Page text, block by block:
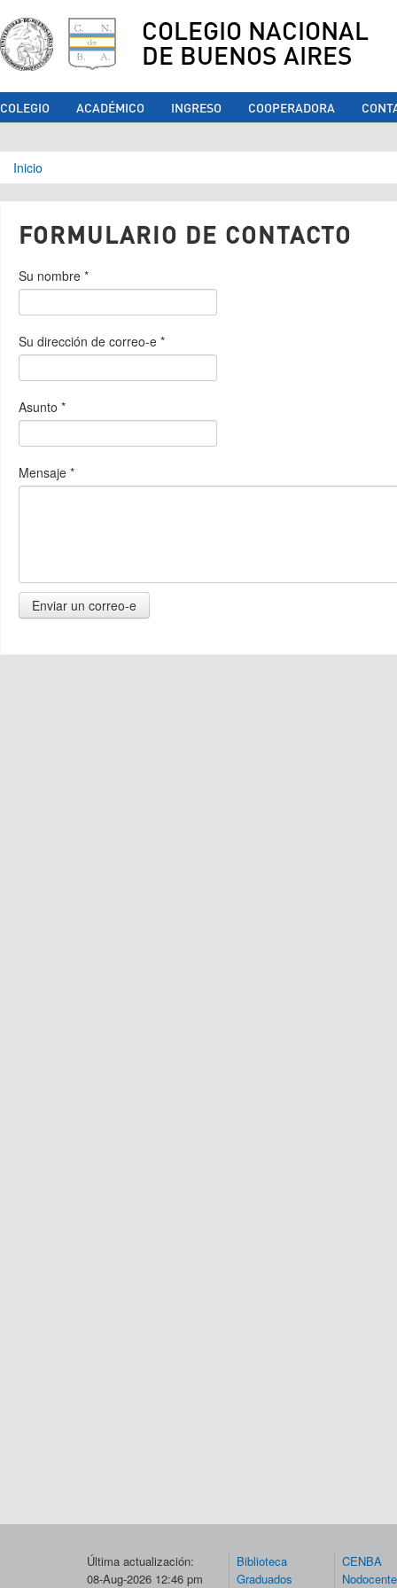
COLEGIO NACIONAL
DE BUENOS AIRES
COLEGIO ACADÉMICO INGRESO COOPERADORA
Se encuentra usted aquí
Inicio
FORMULARIO DE CONTACTO
Su nombre *
Su dirección de correo-e *
Asunto *
Mensaje *
Última actualización:
08-Aug-2026 12:46 pm
Biblioteca
Graduados
CENBA